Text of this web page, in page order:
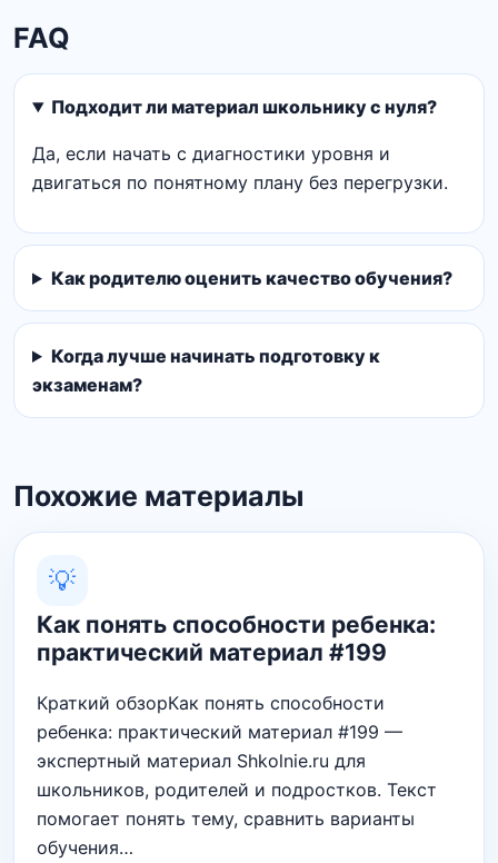
FAQ
Подходит ли материал школьнику с нуля?
Да, если начать с диагностики уровня и
двигаться по понятному плану без перегрузки.
Как родителю оценить качество обучения?
Когда лучше начинать подготовку к
экзаменам?
Похожие материалы
💡
Как понять способности ребенка:
практический материал #199
Краткий обзорКак понять способности
ребенка: практический материал #199 —
экспертный материал Shkolnie.ru для
школьников, родителей и подростков. Текст
помогает понять тему, сравнить варианты
обучения…